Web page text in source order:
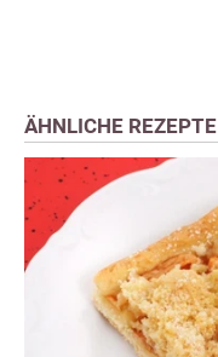
ÄHNLICHE REZEPTE